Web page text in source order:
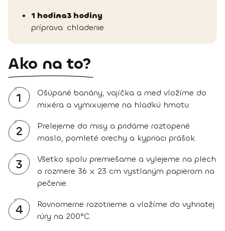
1 hodina
príprava
3 hodiny
chladenie
Ako na to?
1
Ošúpané banány, vajíčka a med vložíme do
mixéra a vymixujeme na hladkú hmotu.
2
Prelejeme do misy a pridáme roztopené
maslo, pomleté orechy a kypriaci prášok.
3
Všetko spolu premiešame a vylejeme na plech
o rozmere 36 x 23 cm vystlaným papierom na
pečenie.
4
Rovnomerne rozotrieme a vložíme do vyhriatej
rúry na 200°C.